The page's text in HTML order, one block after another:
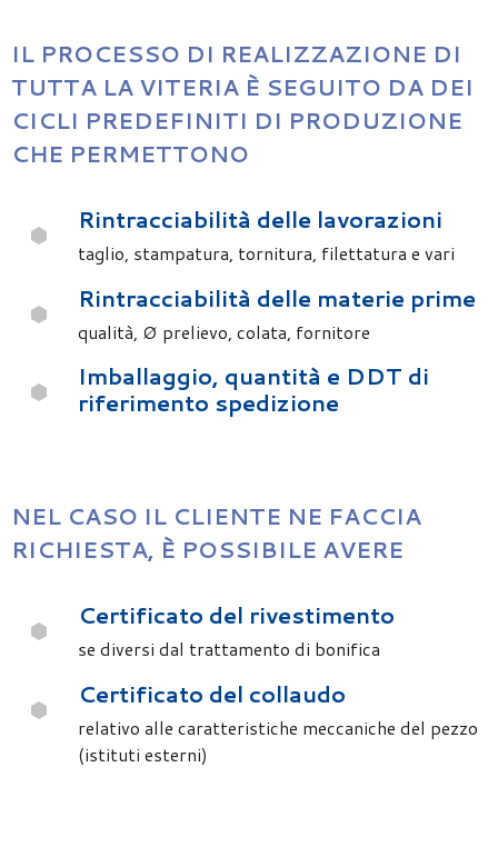
IL PROCESSO DI REALIZZAZIONE DI
TUTTA LA VITERIA È SEGUITO DA DEI
CICLI PREDEFINITI DI PRODUZIONE
CHE PERMETTONO
Rintracciabilità delle lavorazioni
taglio, stampatura, tornitura, filettatura e vari
Rintracciabilità delle materie prime
qualità, Ø prelievo, colata, fornitore
Imballaggio, quantità e DDT di
riferimento spedizione
NEL CASO IL CLIENTE NE FACCIA
RICHIESTA, È POSSIBILE AVERE
Certificato del rivestimento
se diversi dal trattamento di bonifica
Certificato del collaudo
relativo alle caratteristiche meccaniche del pezzo
(istituti esterni)